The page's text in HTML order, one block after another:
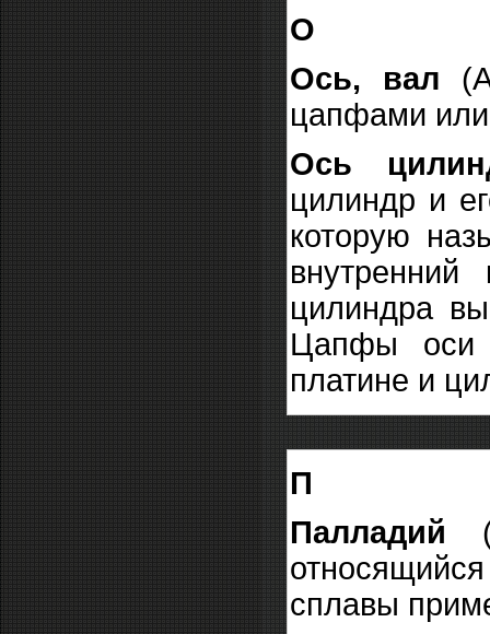
О
Ось, вал
цапфами
Ось
цилиндр и
которую
цилиндра
Цапфы оси
платине и
П
Палладий
сплавы